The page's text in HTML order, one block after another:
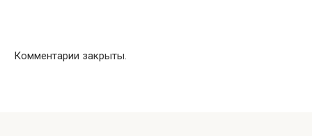
Комментарии закрыты.